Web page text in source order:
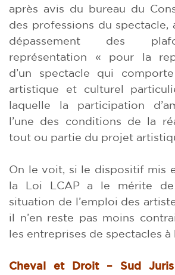
après avis du bureau du
des professions du spectacle,
dépassement des
représentation « pour la
d’un spectacle qui
artistique et culturel
laquelle la participation
l’une des conditions de la
tout ou partie du projet
On le voit, si le dispositif mis
la Loi LCAP a le mérite
situation de l’emploi des
il n’en reste pas moins
les entreprises de spectacles à
Cheval et Droit – Sud